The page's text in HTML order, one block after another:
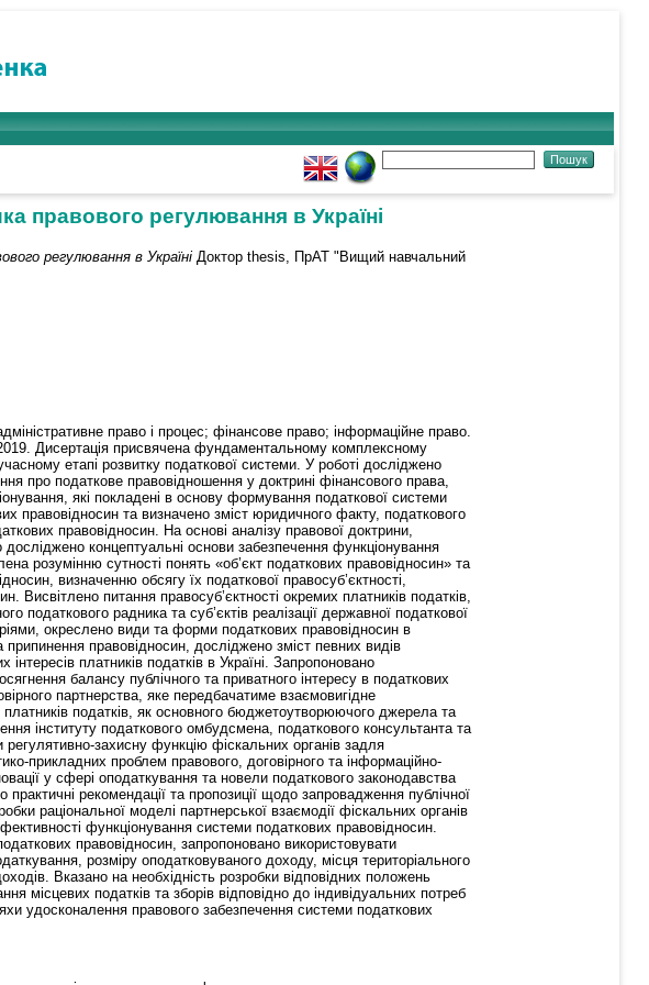
правового регулювання в Україні
регулювання в Україні Доктор thesis, ПрАТ "Вищий навчальний
право і процес; фінансове право; інформаційне право.
Дисертація присвячена фундаментальному комплексному
етапі розвитку податкової системи. У роботі досліджено
про податкове правовідношення у доктрині фінансового права,
які покладені в основу формування податкової системи
правовідносин та визначено зміст юридичного факту, податкового
правовідносин. На основі аналізу правової доктрини,
концептуальні основи забезпечення функціонування
розумінню сутності понять «об’єкт податкових правовідносин» та
визначенню обсягу їх податкової правосуб’єктності,
Висвітлено питання правосуб’єктності окремих платників податків,
податкового радника та суб’єктів реалізації державної податкової
окреслено види та форми податкових правовідносин в
припинення правовідносин, досліджено зміст певних видів
платників податків в Україні. Запропоновано
балансу публічного та приватного інтересу в податкових
партнерства, яке передбачатиме взаємовигідне
платників податків, як основного бюджетоутворюючого джерела та
інституту податкового омбудсмена, податкового консультанта та
захисну функцію фіскальних органів задля
прикладних проблем правового, договірного та інформаційно-
у сфері оподаткування та новели податкового законодавства
рекомендації та пропозиції щодо запровадження публічної
раціональної моделі партнерської взаємодії фіскальних органів
функціонування системи податкових правовідносин.
правовідносин, запропоновано використовувати
розміру оподатковуваного доходу, місця територіального
Вказано на необхідність розробки відповідних положень
місцевих податків та зборів відповідно до індивідуальних потреб
удосконалення правового забезпечення системи податкових